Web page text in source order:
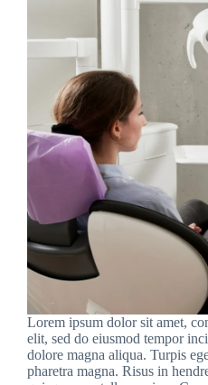
Lorem ipsum dolor sit amet,
elit, sed do eiusmod tempor
dolore magna aliqua. Turpis
pharetra magna. Risus in